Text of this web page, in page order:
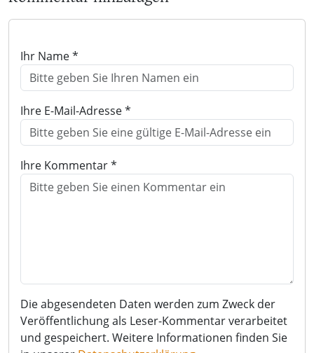
Ihr Name *
Ihre E-Mail-Adresse *
Ihre Kommentar *
Die abgesendeten Daten werden zum Zweck der
Veröffentlichung als Leser-Kommentar verarbeitet
und gespeichert. Weitere Informationen finden Sie